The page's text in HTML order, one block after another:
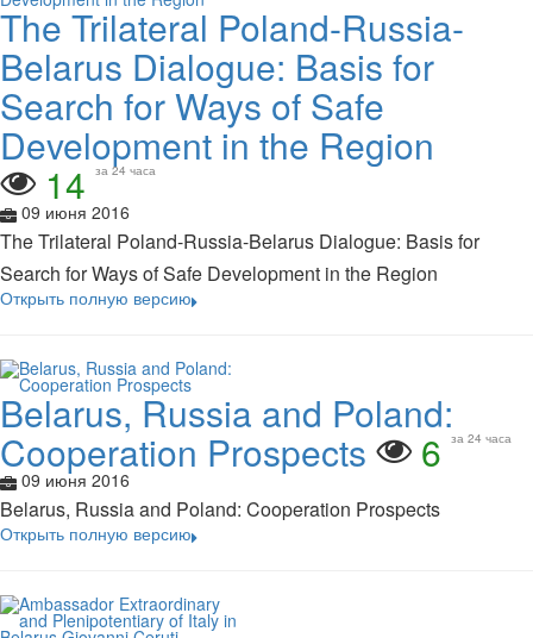
The Trilateral Poland-Russia-
Belarus Dialogue: Basis for
Search for Ways of Safe
Development in the Region
14 за 24 часа
09 июня 2016
The Trilateral Poland-Russia-Belarus Dialogue: Basis for
Search for Ways of Safe Development in the Region
Открыть полную версию
Belarus, Russia and Poland:
Cooperation Prospects 6 за 24 часа
09 июня 2016
Belarus, Russia and Poland: Cooperation Prospects
Открыть полную версию